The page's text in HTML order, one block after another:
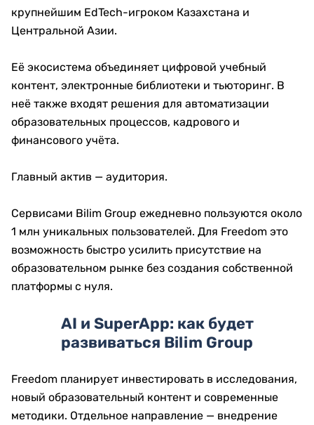
крупнейшим EdTech-игроком Казахстана и
Центральной Азии.
Её экосистема объединяет цифровой учебный
контент, электронные библиотеки и тьюторинг. В
неё также входят решения для автоматизации
образовательных процессов, кадрового и
финансового учёта.
Главный актив — аудитория.
Сервисами Bilim Group ежедневно пользуются около
1 млн уникальных пользователей. Для Freedom это
возможность быстро усилить присутствие на
образовательном рынке без создания собственной
платформы с нуля.
AI и SuperApp: как будет
развиваться Bilim Group
Freedom планирует инвестировать в исследования,
новый образовательный контент и современные
методики. Отдельное направление — внедрение